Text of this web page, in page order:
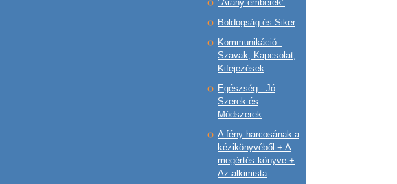
"Arany emberek"
Boldogság és Siker
Kommunikáció -
Szavak, Kapcsolat,
Kifejezések
Egészség - Jó
Szerek és
Módszerek
A fény harcosának a
kézikönyvéből + A
megértés könyve +
Az alkimista